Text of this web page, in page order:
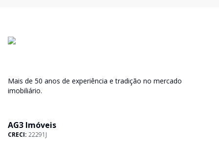
Mais de 50 anos de experiência e tradição no mercado
imobiliário.
AG3 Imóveis
CRECI: 22291J